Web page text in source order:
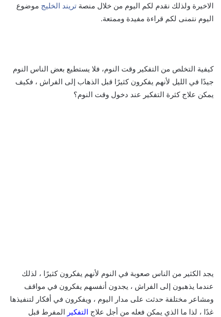
الاخيرة ولذلك نقدم لكم اليوم من خلال منصة تريند الخليج موضوع
اليوم نتمنى لكم قراءة مفيدة وممتعة.
كيفية التخلص من التفكير وقت النوم، فلا يستطيع بعض الناس النوم
جيدًا في الليل لأنهم يفكرون كثيرًا قبل الذهاب إلى الفراش ، فكيف
يمكن علاج كثرة التفكير عند دخول وقت النوم؟
يجد الكثير من الناس صعوبة في النوم لأنهم يفكرون كثيرًا ، لذلك
عندما يذهبون إلى الفراش ، يجدون أنفسهم يفكرون في مواقف
ومشاعر مختلفة حدثت على مدار اليوم ، ويفكرون في أفكار لتنفيذها
غدًا ، لذا ما الذي يمكن فعله من أجل علاج التفكير المفرط قبل